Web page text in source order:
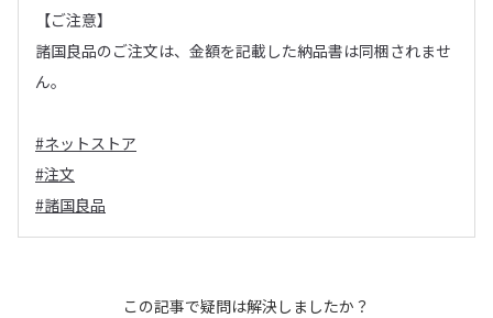
【ご注意】
諸国良品のご注文は、金額を記載した納品書は同梱されませ
ん。
#ネットストア
#注文
#諸国良品
この記事で疑問は解決しましたか？